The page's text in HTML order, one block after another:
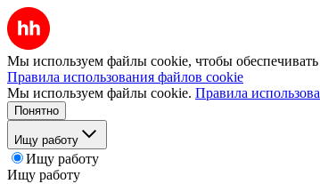
Мы используем файлы cookie, чтобы
Правила использования файлов cookie
Мы используем файлы cookie. Правила
Понятно
Ищу работу
Ищу работу
Ищу работу